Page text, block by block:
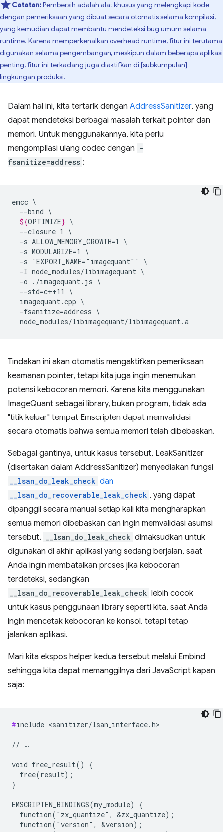
Catatan:Pembersih adalah alat khusus yang melengkapi kode
dengan pemeriksaan yang dibuat secara otomatis selama kompilasi,
yang kemudian dapat membantu mendeteksi bug umum selama
runtime. Karena memperkenalkan overhead runtime, fitur ini terutama
digunakan selama pengembangan, meskipun dalam beberapa aplikasi
penting, fitur ini terkadang juga diaktifkan di [subkumpulan]
lingkungan produksi.
Dalam hal ini, kita tertarik dengan AddressSanitizer, yang
dapat mendeteksi berbagai masalah terkait pointer dan
memori. Untuk menggunakannya, kita perlu
mengompilasi ulang codec dengan -
fsanitize=address :
emcc
--bind
${OPTIMIZE}
--closure 1
-s ALLOW_MEMORY_GROWTH=1
-s MODULARIZE=1
-s
'EXPORT_NAME="imagequant"'
-I node_modules/libimagequant
-o
./imagequant.js
--std=c++11
imagequant.cpp
-fsanitize=address
Tindakan ini akan otomatis mengaktifkan pemeriksaan
keamanan pointer, tetapi kita juga ingin menemukan
potensi kebocoran memori. Karena kita menggunakan
ImageQuant sebagai library, bukan program, tidak ada
"titik keluar" tempat Emscripten dapat memvalidasi
secara otomatis bahwa semua memori telah dibebaskan.
Sebagai gantinya, untuk kasus tersebut, LeakSanitizer
(disertakan dalam AddressSanitizer) menyediakan fungsi
__lsan_do_leak_check dan
__lsan_do_recoverable_leak_check , yang dapat
dipanggil secara manual setiap kali kita mengharapkan
semua memori dibebaskan dan ingin memvalidasi asumsi
tersebut.
__lsan_do_leak_check dimaksudkan untuk
digunakan di akhir aplikasi yang sedang berjalan, saat
Anda ingin membatalkan proses jika kebocoran
terdeteksi, sedangkan
__lsan_do_recoverable_leak_check lebih cocok
untuk kasus penggunaan library seperti kita, saat Anda
ingin mencetak kebocoran ke konsol, tetapi tetap
jalankan aplikasi.
Mari kita ekspos helper kedua tersebut melalui Embind
sehingga kita dapat memanggilnya dari JavaScript kapan
saja:
#include <sanitizer/lsan_interface.h>
// …
void free_result() {
  free(result);
}
EMSCRIPTEN_BINDINGS(my_module) {
  function("zx_quantize", &zx_quantize);
  function("version", &version);